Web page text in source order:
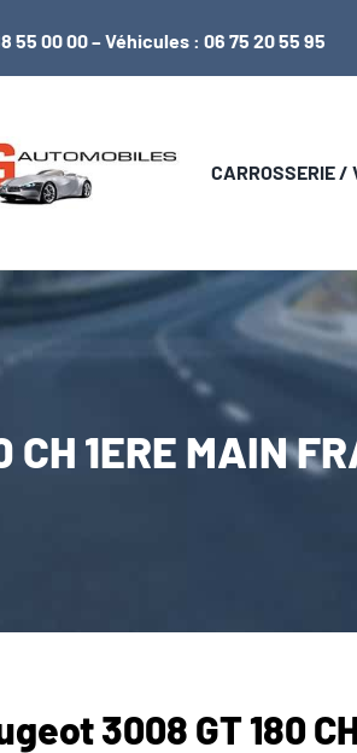
55 00 00– Véhicules : 06 75 20 55 95
CARROSSERIE /
1ERE MAIN
3008 GT 180